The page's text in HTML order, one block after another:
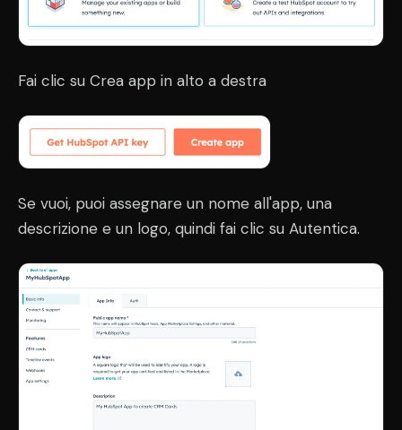
Fai clic su Crea app in alto a destra
Se vuoi, puoi assegnare un nome all'app, una
descrizione e un logo, quindi fai clic su Autentica.